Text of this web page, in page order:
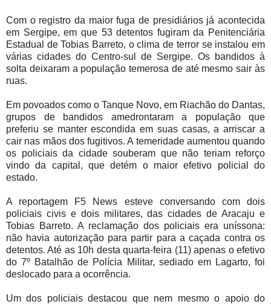
Com o registro da maior fuga de presidiários já acontecida
em Sergipe, em que 53 detentos fugiram da Penitenciária
Estadual de Tobias Barreto, o clima de terror se instalou em
várias cidades do Centro-sul de Sergipe. Os bandidos à
solta deixaram a população temerosa de até mesmo sair às
ruas.
Em povoados como o Tanque Novo, em Riachão do Dantas,
grupos de bandidos amedrontaram a população que
preferiu se manter escondida em suas casas, a arriscar a
cair nas mãos dos fugitivos. A temeridade aumentou quando
os policiais da cidade souberam que não teriam reforço
vindo da capital, que detém o maior efetivo policial do
estado.
A reportagem F5 News esteve conversando com dois
policiais civis e dois militares, das cidades de Aracaju e
Tobias Barreto. A reclamação dos policiais era uníssona:
não havia autorização para partir para a caçada contra os
detentos. Até as 10h desta quarta-feira (11) apenas o efetivo
do 7º Batalhão de Polícia Militar, sediado em Lagarto, foi
deslocado para a ocorrência.
Um dos policiais destacou que nem mesmo o apoio do